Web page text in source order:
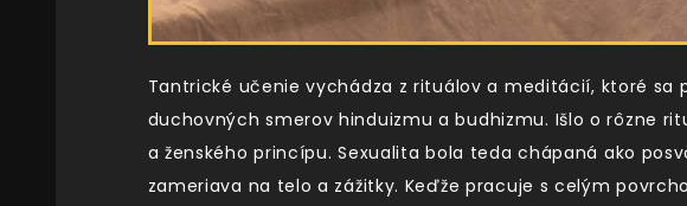
Tantrické učenie vychádza z rituálov a meditácií, ktoré sa
duchovných smerov hinduizmu a budhizmu. Išlo o rôzne
a ženského princípu. Sexualita bola teda chápaná ako
zameriava na telo a zážitky. Keďže pracuje s celým